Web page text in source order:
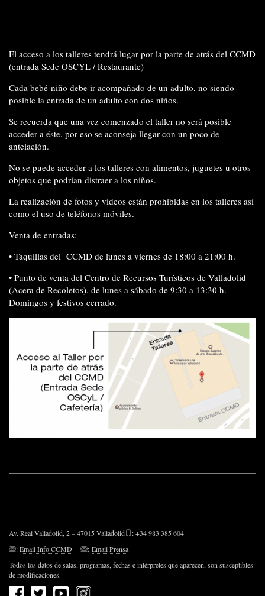
El acceso a los talleres tendrá lugar por la parte de atrás del CCMD
(entrada Sede OSCYL / Restaurante)
Cada bebé-niño debe ir acompañado de un adulto, no siendo
posible la entrada de un adulto con dos niños.
Se recuerda que una vez comenzado el taller no será posible
acceder a éste, por eso se aconseja llegar con un poco de
antelación.
No se puede acceder a los talleres con alimentos, juguetes u otros
objetos que podrían distraer a los niños.
La realización de fotos y videos están prohibidas en los talleres así
como el uso de teléfonos móviles.
Venta de entradas:
• Taquillas del CCMD de lunes a viernes de 18:00 a 21:00 h.
• Punto de venta del Centro de Recursos Turísticos de Valladolid
(Acera de Recoletos), de lunes a sábado de 9:30 a 13:30 h.
Domingos y festivos cerrado.
Av. Real Valladolid, 2 – 47015 Valladolid
: +34 983 385 604
:Email Info CCMD – : Email Prensa
Todos los datos de salas, programas, fechas e intérpretes que aparecen, son susceptibles
de modificaciones.